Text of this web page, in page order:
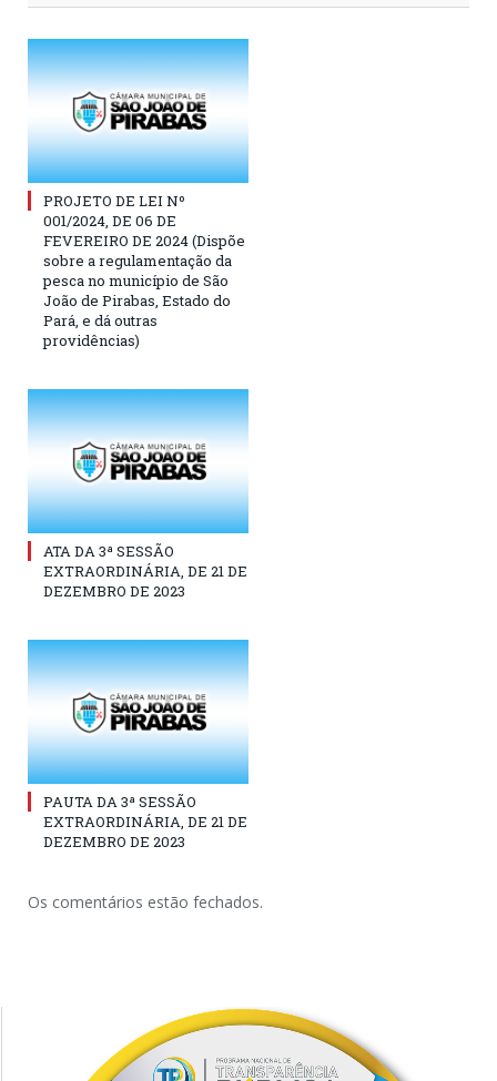
PROJETO DE LEI Nº
001/2024, DE 06 DE
FEVEREIRO DE 2024 (Dispõe
sobre a regulamentação da
pesca no município de São
João de Pirabas, Estado do
Pará, e dá outras
providências)
ATA DA 3ª SESSÃO
EXTRAORDINÁRIA, DE 21 DE
DEZEMBRO DE 2023
PAUTA DA 3ª SESSÃO
EXTRAORDINÁRIA, DE 21 DE
DEZEMBRO DE 2023
Os comentários estão fechados.